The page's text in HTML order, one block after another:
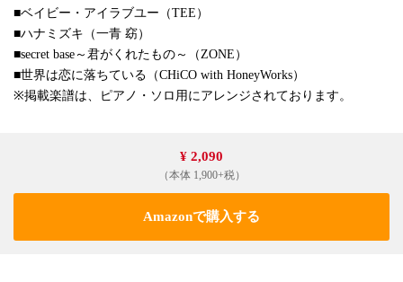
■ベイビー・アイラブユー（TEE）
■ハナミズキ（一青 窈）
■secret base～君がくれたもの～（ZONE）
■世界は恋に落ちている（CHiCO with HoneyWorks）
※掲載楽譜は、ピアノ・ソロ用にアレンジされております。
¥ 2,090
（本体 1,900+税）
Amazonで購入する